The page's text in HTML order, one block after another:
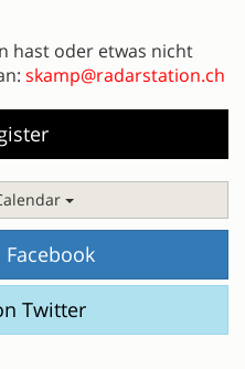
hast oder etwas nicht
skamp@radarstation.ch
Twitter